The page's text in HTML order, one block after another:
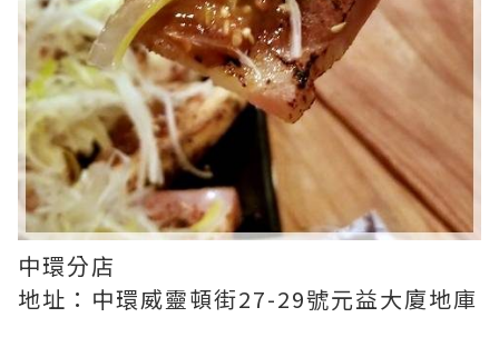
中環分店
地址：中環威靈頓街27-29號元益大廈地庫